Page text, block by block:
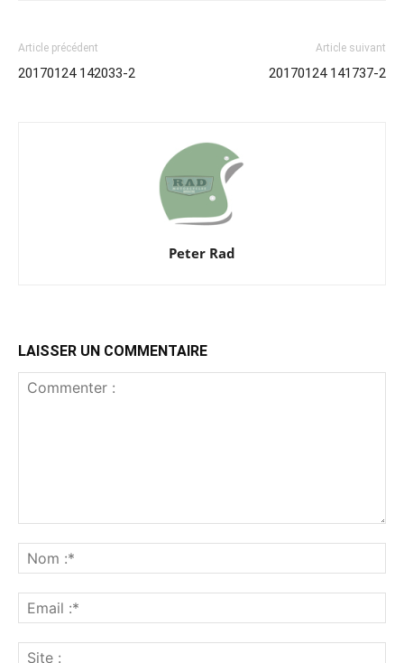
Article précédent
20170124 142033-2
Article suivant
20170124 141737-2
Peter Rad
LAISSER UN COMMENTAIRE